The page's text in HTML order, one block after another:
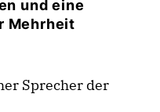
und eine
Mehrheit
Sprecher der